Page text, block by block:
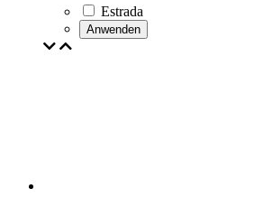
Estrada
Anwenden